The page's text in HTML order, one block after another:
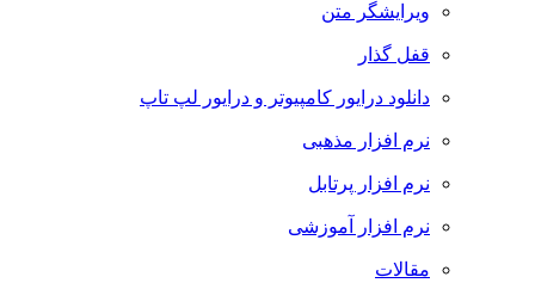
ویرایشگر متن
قفل گذار
دانلود درایور کامپیوتر و درایور لپ تاپ
نرم افزار مذهبی
نرم افزار پرتابل
نرم افزار آموزشی
مقالات